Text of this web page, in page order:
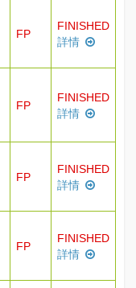
FP
FINISHED
詳情
FP
FINISHED
詳情
FP
FINISHED
詳情
FP
FINISHED
詳情